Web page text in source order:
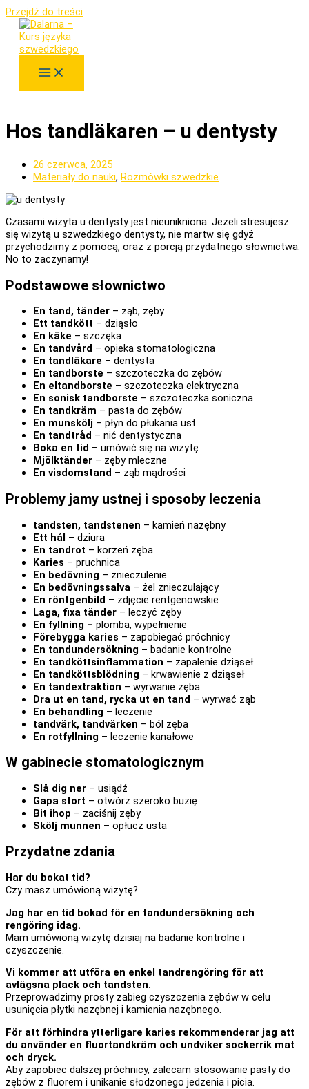
Przejdź do treści
Hos tandläkaren – u dentysty
26 czerwca, 2025
Materiały do nauki, Rozmówki szwedzkie
Czasami wizyta u dentysty jest nieunikniona. Jeżeli stresujesz
się wizytą u szwedzkiego dentysty, nie martw się gdyż
przychodzimy z pomocą, oraz z porcją przydatnego słownictwa.
No to zaczynamy!
Podstawowe słownictwo
En tand, tänder – ząb, zęby
Ett tandkött – dziąsło
En käke – szczęka
En tandvård – opieka stomatologiczna
En tandläkare – dentysta
En tandborste – szczoteczka do zębów
En eltandborste – szczoteczka elektryczna
En sonisk tandborste – szczoteczka soniczna
En tandkräm – pasta do zębów
En munskölj – płyn do płukania ust
En tandtråd – nić dentystyczna
Boka en tid – umówić się na wizytę
Mjölktänder – zęby mleczne
En visdomstand – ząb mądrości
Problemy jamy ustnej i sposoby leczenia
tandsten, tandstenen – kamień nazębny
Ett hål – dziura
En tandrot – korzeń zęba
Karies – pruchnica
En bedövning – znieczulenie
En bedövningssalva – żel znieczulający
En röntgenbild – zdjęcie rentgenowskie
Laga, fixa tänder – leczyć zęby
En fyllning – plomba, wypełnienie
Förebygga karies – zapobiegać próchnicy
En tandundersökning – badanie kontrolne
En tandköttsinflammation – zapalenie dziąseł
En tandköttsblödning – krwawienie z dziąseł
En tandextraktion – wyrwanie zęba
Dra ut en tand, rycka ut en tand – wyrwać ząb
En behandling – leczenie
tandvärk, tandvärken – ból zęba
En rotfyllning – leczenie kanałowe
W gabinecie stomatologicznym
Slå dig ner – usiądź
Gapa stort – otwórz szeroko buzię
Bit ihop – zaciśnij zęby
Skölj munnen – opłucz usta
Przydatne zdania
Har du bokat tid?
Czy masz umówioną wizytę?
Jag har en tid bokad för en tandundersökning och
rengöring idag.
Mam umówioną wizytę dzisiaj na badanie kontrolne i
czyszczenie.
Vi kommer att utföra en enkel tandrengöring för att
avlägsna plack och tandsten.
Przeprowadzimy prosty zabieg czyszczenia zębów w celu
usunięcia płytki nazębnej i kamienia nazębnego.
För att förhindra ytterligare karies rekommenderar jag att
du använder en fluortandkräm och undviker sockerrik mat
och dryck.
Aby zapobiec dalszej próchnicy, zalecam stosowanie pasty do
zębów z fluorem i unikanie słodzonego jedzenia i picia.